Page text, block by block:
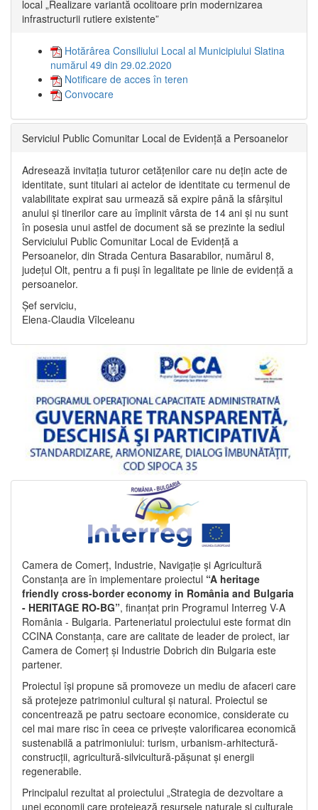
local „Realizare variantă ocolitoare prin modernizarea
infrastructurii rutiere existente”
Hotărârea Consiliului Local al Municipiului Slatina
numărul 49 din 29.02.2020
Notificare de acces în teren
Convocare
Serviciul Public Comunitar Local de Evidență a Persoanelor
Adresează invitația tuturor cetățenilor care nu dețin acte de
identitate, sunt titulari ai actelor de identitate cu termenul de
valabilitate expirat sau urmează să expire până la sfârșitul
anului și tinerilor care au împlinit vârsta de 14 ani și nu sunt
în posesia unui astfel de document să se prezinte la sediul
Serviciului Public Comunitar Local de Evidență a
Persoanelor, din Strada Centura Basarabilor, numărul 8,
județul Olt, pentru a fi puși în legalitate pe linie de evidență a
persoanelor.
Șef serviciu,
Elena-Claudia Vîlceleanu
Camera de Comerț, Industrie, Navigație și Agricultură
Constanța are în implementare proiectul “A heritage
friendly cross-border economy in România and Bulgaria
- HERITAGE RO-BG”, finanțat prin Programul Interreg V-A
România - Bulgaria. Parteneriatul proiectului este format din
CCINA Constanța, care are calitate de leader de proiect, iar
Camera de Comerț și Industrie Dobrich din Bulgaria este
partener.
Proiectul își propune să promoveze un mediu de afaceri care
să protejeze patrimoniul cultural și natural. Proiectul se
concentrează pe patru sectoare economice, considerate cu
cel mai mare risc în ceea ce privește valorificarea economică
sustenabilă a patrimoniului: turism, urbanism-arhitectură-
construcții, agricultură-silvicultură-pășunat și energii
regenerabile.
Principalul rezultat al proiectului „Strategia de dezvoltare a
unei economii care protejează resursele naturale și culturale